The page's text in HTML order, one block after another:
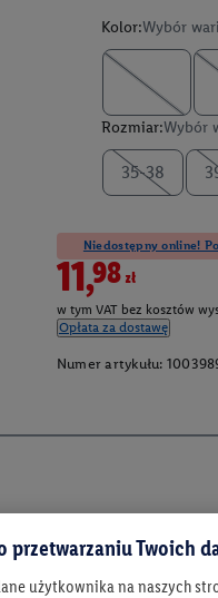
Kolor:Wybór
Rozmiar:Wybór
35-38
Niedostępny online!
11,98zł
w tym VAT bez kosztów
Opłata za dostawę
Numer artykułu:
przetwarzaniu Twoich
użytkownika na naszych